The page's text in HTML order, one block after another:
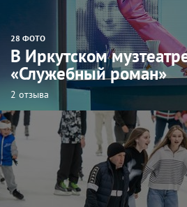
28 ФОТО
В Иркутском
«Служебный роман»
2 отзыва